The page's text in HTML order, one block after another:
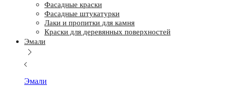
Фасадные краски
Фасадные штукатурки
Лаки и пропитки для камня
Краски для деревянных поверхностей
Эмали
Эмали